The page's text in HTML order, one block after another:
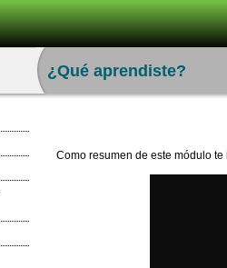
¿Qué aprendiste?
Como resumen de este módulo